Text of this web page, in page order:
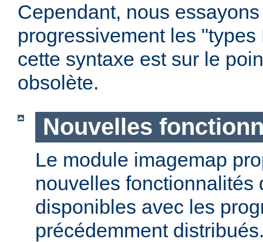
Cependant, nous
progressivement les
cette syntaxe est sur le
obsolète.
Nouvelles
Le module imagemap
nouvelles fonctionnalités
disponibles avec les
précédemment